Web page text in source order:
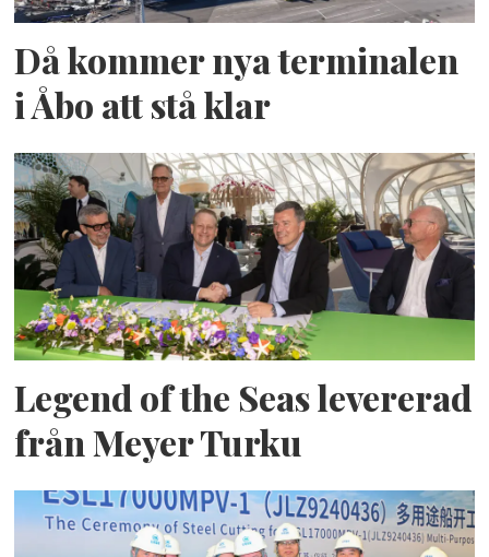
Då kommer nya terminalen
i Åbo att stå klar
Legend of the Seas levererad
från Meyer Turku